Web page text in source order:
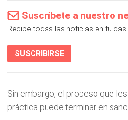
Suscríbete a nuestro
Recibe todas las noticias en tu
SUSCRIBIRSE
Sin embargo, el proceso que
práctica puede terminar en